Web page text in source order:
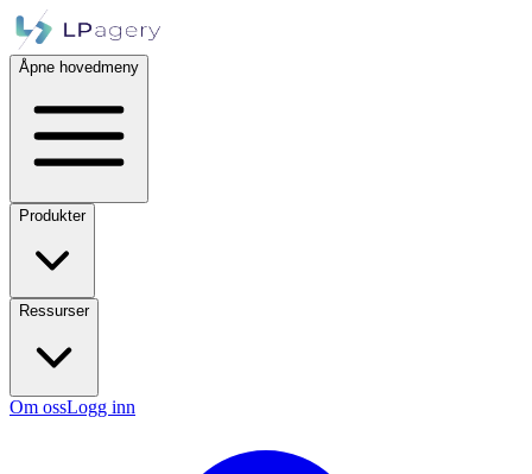
Åpne hovedmeny
Produkter
Ressurser
Om ossLogg inn